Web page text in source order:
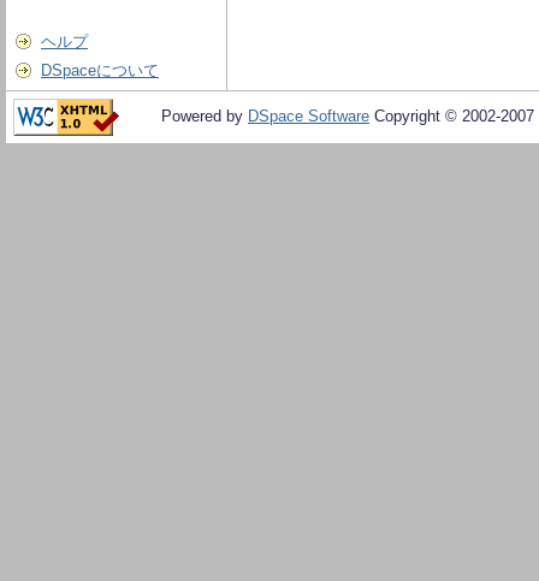
ヘルプ
DSpaceについて
Powered by DSpace Software Copyright © 2002-2007